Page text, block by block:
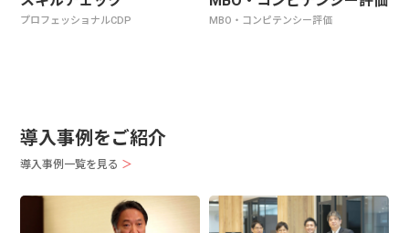
プロフェッショナルCDP MBO・コンピテンシー評価
導入事例をご紹介
導入事例一覧を見る ＞